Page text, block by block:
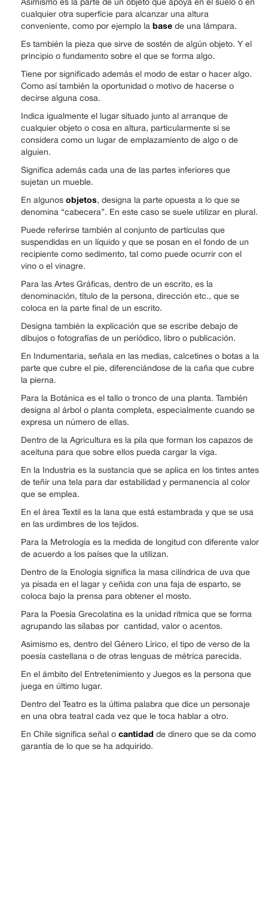
cualquier otra superficie para alcanzar una altura
conveniente, como por ejemplo la base de una lámpara.
Es también la pieza que sirve de sostén de algún objeto. Y el
principio o fundamento sobre el que se forma algo.
Tiene por significado además el modo de estar o hacer algo.
Como así también la oportunidad o motivo de hacerse o
decirse alguna cosa.
Indica igualmente el lugar situado junto al arranque de
cualquier objeto o cosa en altura, particularmente si se
considera como un lugar de emplazamiento de algo o de
alguien.
Significa además cada una de las partes inferiores que
sujetan un mueble.
En algunos objetos, designa la parte opuesta a lo que se
denomina “cabecera”. En este caso se suele utilizar en plural.
Puede referirse también al conjunto de partículas que
suspendidas en un líquido y que se posan en el fondo de un
recipiente como sedimento, tal como puede ocurrir con el
vino o el vinagre.
Para las Artes Gráficas, dentro de un escrito, es la
denominación, título de la persona, dirección etc., que se
coloca en la parte final de un escrito.
Designa también la explicación que se escribe debajo de
dibujos o fotografías de un periódico, libro o publicación.
En Indumentaria, señala en las medias, calcetines o botas a la
parte que cubre el pie, diferenciándose de la caña que cubre
la pierna.
Para la Botánica es el tallo o tronco de una planta. También
designa al árbol o planta completa, especialmente cuando se
expresa un número de ellas.
Dentro de la Agricultura es la pila que forman los capazos de
aceituna para que sobre ellos pueda cargar la viga.
En la Industria es la sustancia que se aplica en los tintes antes
de teñir una tela para dar estabilidad y permanencia al color
que se emplea.
En el área Textil es la lana que está estambrada y que se usa
en las urdimbres de los tejidos.
Para la Metrología es la medida de longitud con diferente valor
de acuerdo a los países que la utilizan.
Dentro de la Enología significa la masa cilíndrica de uva que
ya pisada en el lagar y ceñida con una faja de esparto, se
coloca bajo la prensa para obtener el mosto.
Para la Poesía Grecolatina es la unidad rítmica que se forma
agrupando las sílabas por cantidad, valor o acentos.
Asimismo es, dentro del Género Lírico, el tipo de verso de la
poesía castellana o de otras lenguas de métrica parecida.
En el ámbito del Entretenimiento y Juegos es la persona que
juega en último lugar.
Dentro del Teatro es la última palabra que dice un personaje
en una obra teatral cada vez que le toca hablar a otro.
En Chile significa señal o cantidad de dinero que se da como
garantía de lo que se ha adquirido.